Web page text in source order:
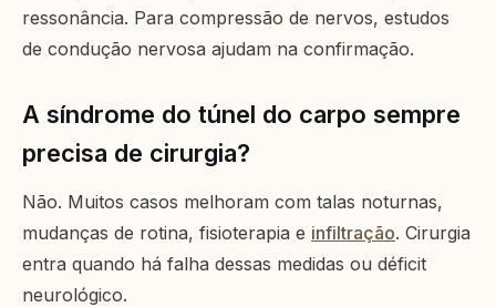
ressonância. Para compressão de nervos, estudos
de condução nervosa ajudam na confirmação.
A síndrome do túnel do carpo sempre
precisa de cirurgia?
Não. Muitos casos melhoram com talas noturnas,
mudanças de rotina, fisioterapia e infiltração. Cirurgia
entra quando há falha dessas medidas ou déficit
neurológico.